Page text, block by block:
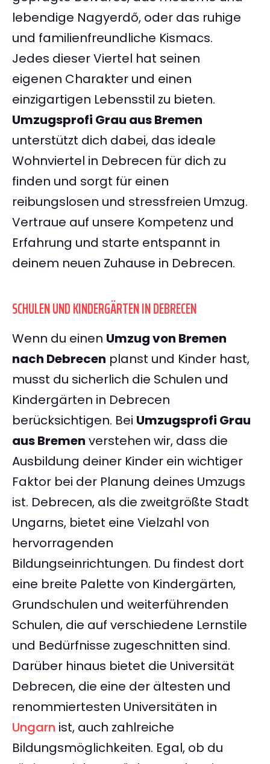
lebendige Nagyerdő, oder das ruhige
und familienfreundliche Kismacs.
Jedes dieser Viertel hat seinen
eigenen Charakter und einen
einzigartigen Lebensstil zu bieten.
Umzugsprofi Grau aus Bremen
unterstützt dich dabei, das ideale
Wohnviertel in Debrecen für dich zu
finden und sorgt für einen
reibungslosen und stressfreien Umzug.
Vertraue auf unsere Kompetenz und
Erfahrung und starte entspannt in
deinem neuen Zuhause in Debrecen.
SCHULEN UND KINDERGÄRTEN IN DEBRECEN
Wenn du einen Umzug von Bremen
nach Debrecen planst und Kinder hast,
musst du sicherlich die Schulen und
Kindergärten in Debrecen
berücksichtigen. Bei Umzugsprofi Grau
aus Bremen verstehen wir, dass die
Ausbildung deiner Kinder ein wichtiger
Faktor bei der Planung deines Umzugs
ist. Debrecen, als die zweitgrößte Stadt
Ungarns, bietet eine Vielzahl von
hervorragenden
Bildungseinrichtungen. Du findest dort
eine breite Palette von Kindergärten,
Grundschulen und weiterführenden
Schulen, die auf verschiedene Lernstile
und Bedürfnisse zugeschnitten sind.
Darüber hinaus bietet die Universität
Debrecen, die eine der ältesten und
renommiertesten Universitäten in
Ungarn ist, auch zahlreiche
Bildungsmöglichkeiten. Egal, ob du